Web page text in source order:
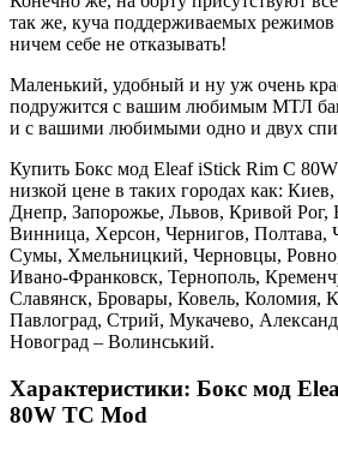
так же, куча поддерживаемых
ничем себе не отказывать!
Маленький, удобный и ну уж очень
подружится с вашим любимым МТЛ
и с вашими любимыми одно и двух
Купить Бокс мод Eleaf iStick Rim C
низкой цене в таких городах как:
Днепр, Запорожье, Львов, Кривой Рог,
Винница, Херсон, Чернигов, Полтава,
Сумы, Хмельницкий, Черновцы,
Ивано-Франковск, Тернополь,
Славянск, Бровары, Ковель, Коломия,
Павлоград, Стрий, Мукачево,
Новоград – Волинський.
Характеристики: Бокс мод
80W TC Mod